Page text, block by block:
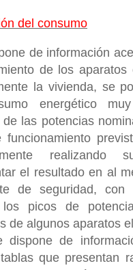
del consumo
de información
de los
la vivienda, se
energético
de las potencias
funcionamiento
el resultado en al
de seguridad,
los picos de
de algunos aparatos
dispone de
que presentan